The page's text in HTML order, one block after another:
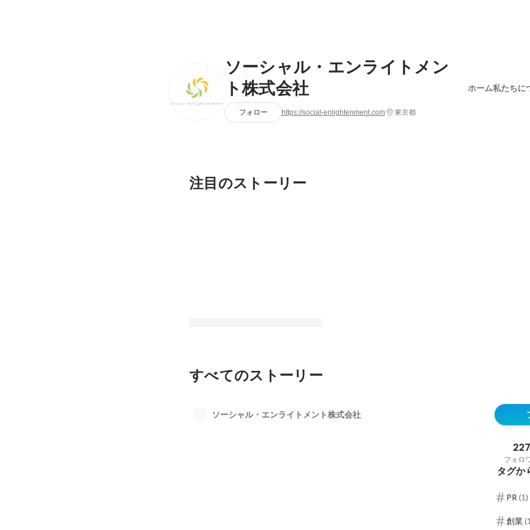
ソーシャル・エンライトメン
ト株式会社
フォロー https://social-enlightenment.com 東京都
ホーム私たちに
注目のストーリー
最新順で表示
すべてのストーリー
ソーシャル・エンライトメント株式会社
227
フォロ
タグか
PR (1)
創業(1